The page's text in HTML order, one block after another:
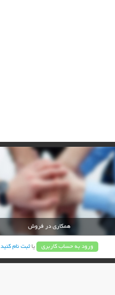
همکاری در فروش
ورود به حساب کاربری یاثبت نام کنید